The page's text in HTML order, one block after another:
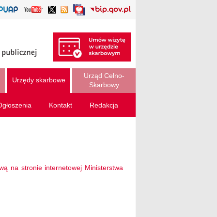
Urzędy skarbowe
Urząd Celno-
Skarbowy
Kontakt Redakcja
na stronie internetowej Ministerstwa